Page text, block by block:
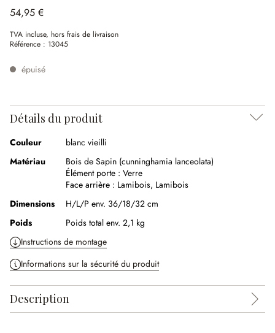
54,95 €
TVA incluse, hors frais de livraison
Référence : 13045
épuisé
Détails du produit
Couleur
blanc vieilli
Matériau
Bois de Sapin (cunninghamia lanceolata)
Élément porte : Verre
Face arrière : Lamibois, Lamibois
Dimensions
H/L/P env. 36/18/32 cm
Poids
Poids total env. 2,1 kg
Instructions de montage
Informations sur la sécurité du produit
Description